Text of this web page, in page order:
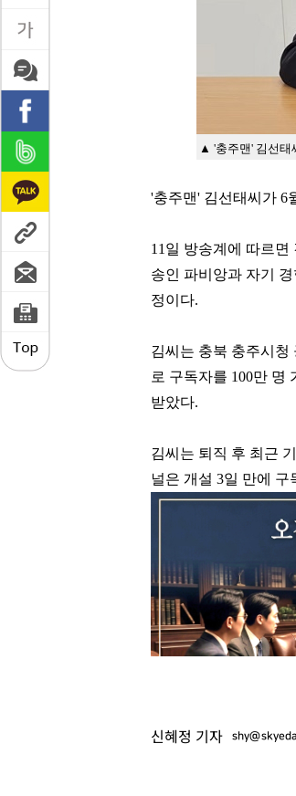
▲ '충주맨' 김선태
'충주맨' 김선태씨가 6
11 일 방송계에 따르면
송인 파비앙과 자기
정이다.
김씨는 충북 충주시청
로 구독자를 100만 명
받았다.
김씨는 퇴직 후 최근
널은 개설 3일 만에 구
신혜정 기자